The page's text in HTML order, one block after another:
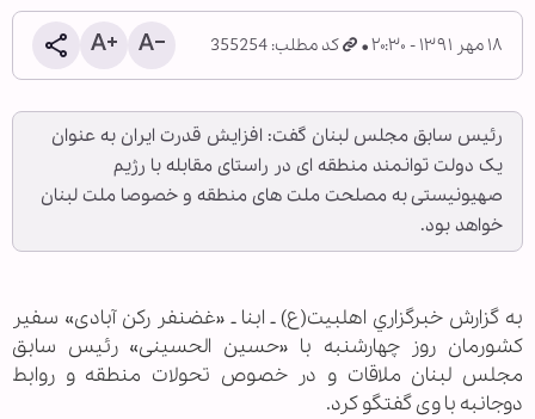
۱۸ مهر ۱۳۹۱ - ۲۰:۳۰ کد مطلب: 355254
رئیس سابق مجلس لبنان گفت: افزایش قدرت ایران به عنوان
یک دولت توانمند منطقه ای در راستای مقابله با رژیم
صهیونیستی به مصلحت ملت های منطقه و خصوصا ملت لبنان
خواهد بود.
به گزارش خبرگزاري اهل‎بیت(ع) ـ ابنا ـ «غضنفر رکن آبادی» سفیر
کشورمان روز چهارشنبه با «حسین الحسینی» رئیس سابق
مجلس لبنان ملاقات و در خصوص تحولات منطقه و روابط
دوجانبه با وی گفتگو کرد.